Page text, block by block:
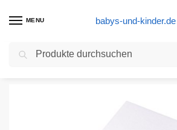
MENU babys-und-kinder.de
Start Stubenwagen Produkte / Träumeland TT02001